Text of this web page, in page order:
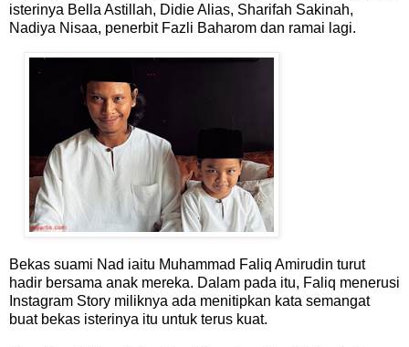
isterinya Bella Astillah, Didie Alias, Sharifah Sakinah,
Nadiya Nisaa, penerbit Fazli Baharom dan ramai lagi.
Bekas suami Nad iaitu Muhammad Faliq Amirudin turut
hadir bersama anak mereka. Dalam pada itu, Faliq menerusi
Instagram Story miliknya ada menitipkan kata semangat
buat bekas isterinya itu untuk terus kuat.